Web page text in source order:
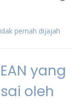
pernah dijajah
yang
oleh